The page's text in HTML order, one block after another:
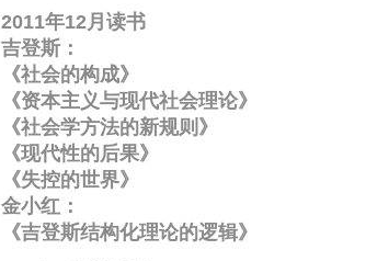
2011年12月读书
吉登斯：
《社会的构成》
《资本主义与现代社会理论》
《社会学方法的新规则》
《现代性的后果》
《失控的世界》
金小红：
《吉登斯结构化理论的逻辑》